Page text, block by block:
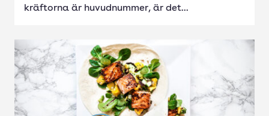
kräftorna är huvudnummer, är det...